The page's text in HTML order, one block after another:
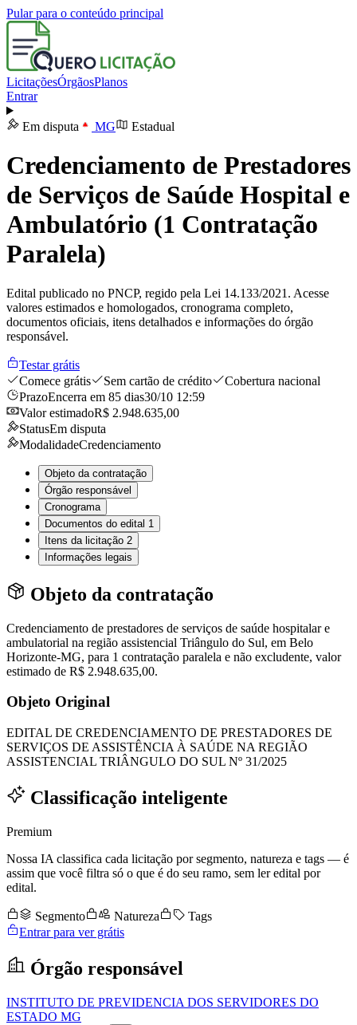
Pular para o conteúdo principal
LicitaçõesÓrgãosPlanos
Entrar
Em disputa MG Estadual
Credenciamento de Prestadores
de Serviços de Saúde Hospital e
Ambulatório (1 Contratação
Paralela)
Edital publicado no PNCP, regido pela Lei 14.133/2021. Acesse
valores estimados e homologados, cronograma completo,
documentos oficiais, itens detalhados e informações do órgão
responsável.
Testar grátis
Comece grátis
Sem cartão de crédito
Cobertura nacional
PrazoEncerra em 85 dias30/10 12:59
Valor estimadoR$ 2.948.635,00
StatusEm disputa
ModalidadeCredenciamento
Objeto da contratação
Órgão responsável
Cronograma
Documentos do edital 1
Itens da licitação 2
Informações legais
Objeto da contratação
Credenciamento de prestadores de serviços de saúde hospitalar e
ambulatorial na região assistencial Triângulo do Sul, em Belo
Horizonte-MG, para 1 contratação paralela e não excludente, valor
estimado de R$ 2.948.635,00.
Objeto Original
EDITAL DE CREDENCIAMENTO DE PRESTADORES DE
SERVIÇOS DE ASSISTÊNCIA À SAÚDE NA REGIÃO
ASSISTENCIAL TRIÂNGULO DO SUL Nº 31/2025
Classificação inteligente
Premium
Nossa IA classifica cada licitação por segmento, natureza e tags — é
assim que você filtra só o que é do seu ramo, sem ler edital por
edital.
Segmento Natureza
Tags
Entrar para ver grátis
Órgão responsável
INSTITUTO DE PREVIDENCIA DOS SERVIDORES DO
ESTADO MG